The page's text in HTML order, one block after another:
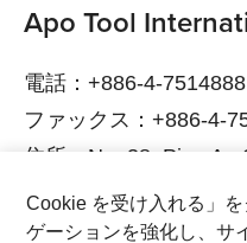
Apo Tool
電話：+886-4-7514888
ファックス：+886-4-
住所：No. 38, Ping An
Chang Hua County,
電子メール：
Cookie を受け入れる」
ゲーションを強化し、サ